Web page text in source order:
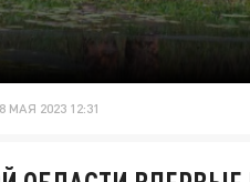
МАЯ 2023 12:31